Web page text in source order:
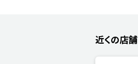
近くの店舗